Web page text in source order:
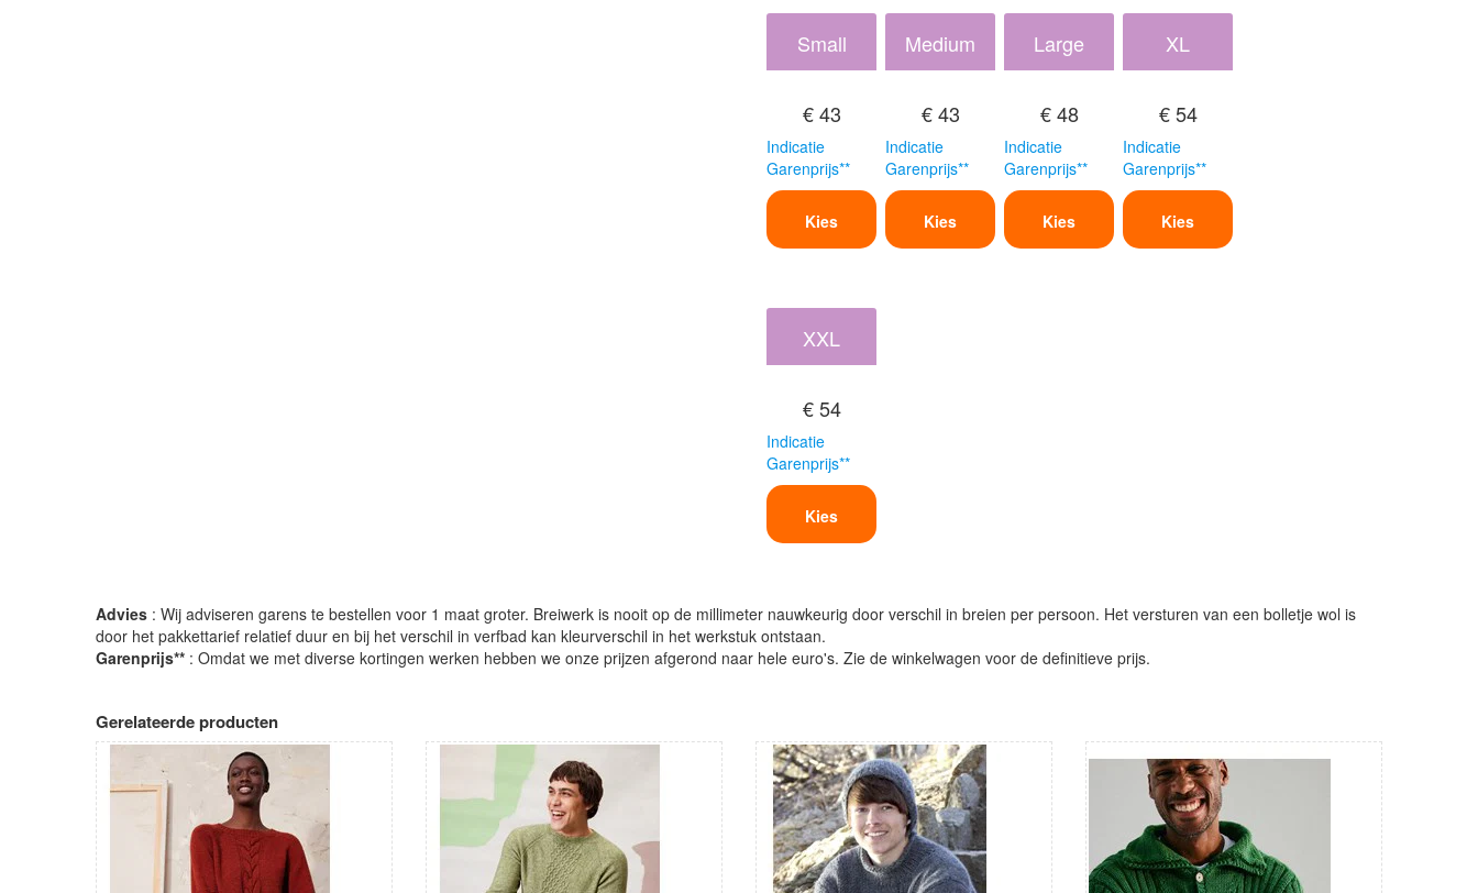
Small
€ 43
Indicatie
Garenprijs**
Kies
Medium
€ 43
Indicatie
Garenprijs**
Kies
Large
€ 48
Indicatie
Garenprijs**
Kies
XL
€ 54
Indicatie
Garenprijs**
Kies
XXL
€ 54
Indicatie
Garenprijs**
Kies
Advies : Wij adviseren garens te bestellen voor 1 maat groter. Breiwerk is nooit op de millimeter nauwkeurig door verschil in breien per persoon. Het versturen van een bolletje wol is
door het pakkettarief relatief duur en bij het verschil in verfbad kan kleurverschil in het werkstuk ontstaan.
Garenprijs** : Omdat we met diverse kortingen werken hebben we onze prijzen afgerond naar hele euro's. Zie de winkelwagen voor de definitieve prijs.
Gerelateerde producten